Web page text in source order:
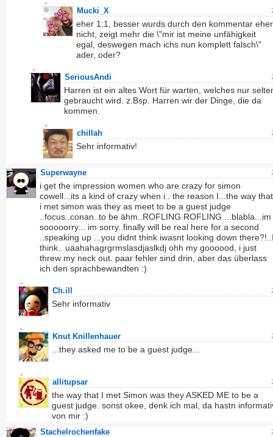
Mucki_X
eher 1:1, besser wurds durch den kommentar eher
nicht, zeigt mehr die \"mir ist meine unfähigkeit
egal, deswegen mach ichs nun komplett falsch\"
ader, oder?
SeriousAndi
Harren ist ein altes Wort für warten, welches nur
gebraucht wird. z.Bsp. Harren wir der Dinge, die da
kommen.
chillah
Sehr informativ!
Superwayne
i get the impression women who are crazy for simon
cowell...its a kind of crazy when i.. the reason I...the way that
i met simon was they as meet to be a guest judge
..focus..conan..to be ähm..ROFLING ROFLING ...blabla...im
sooooorry... im sorry..finally will be real here for a second
..speaking up ...you didnt think iwasnt looking down
think.. uäahahagrgrmslasdjaslkdj ohh my goooood, i just
threw my neck out. paar fehler sind drin, aber das überlass
ich den sprachbewandten :)
Ch.ill
Sehr informativ
Knut Knillenhauer
...they asked me to be a guest judge...
allitupsar
the way that I met Simon was they ASKED ME to be a
guest judge. sonst okee, denk ich mal, da hastn
von mir :)
Stachelrochenfake